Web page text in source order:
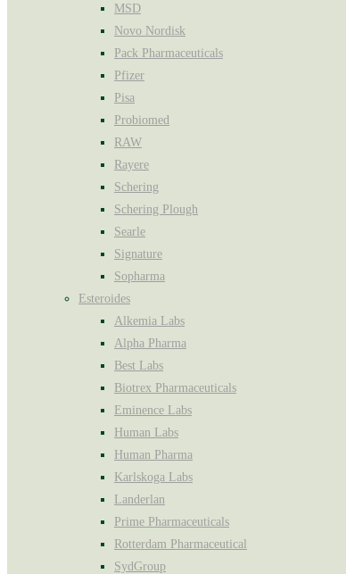
MSD
Novo Nordisk
Pack Pharmaceuticals
Pfizer
Pisa
Probiomed
RAW
Rayere
Schering
Schering Plough
Searle
Signature
Sopharma
Esteroides
Alkemia Labs
Alpha Pharma
Best Labs
Biotrex Pharmaceuticals
Eminence Labs
Human Labs
Human Pharma
Karlskoga Labs
Landerlan
Prime Pharmaceuticals
Rotterdam Pharmaceutical
SydGroup